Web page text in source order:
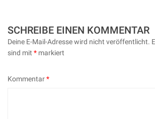
SCHREIBE EINEN KOMMENTAR
Deine E-Mail-Adresse wird nicht veröffentlicht.
sind mit * markiert
Kommentar*